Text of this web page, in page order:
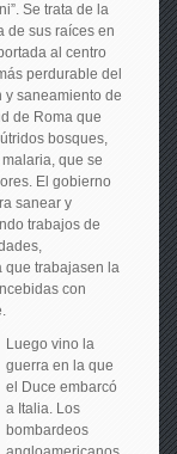
Se trata de la
de sus raíces en
al centro
perdurable del
y saneamiento de
de Roma que
bosques,
que se
El gobierno
sanear y
trabajos de
que trabajasen la
con
Luego vino la
guerra en la que
el Duce embarcó
a Italia. Los
bombardeos